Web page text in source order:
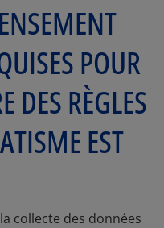
POUR
DES RÈGLES
EST
collecte des données